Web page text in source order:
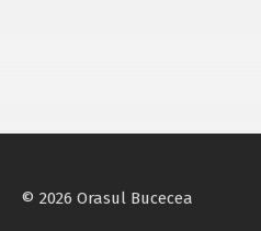
© 2026 Orasul Bucecea